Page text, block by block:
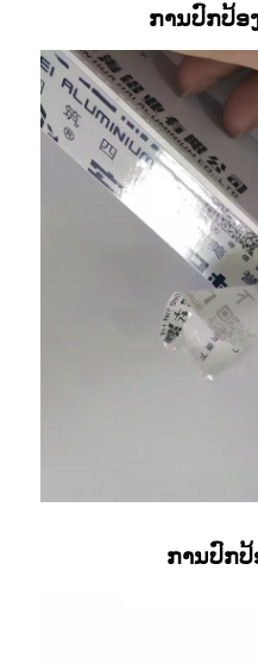
ການປົກປ້ອ
ການປົກ